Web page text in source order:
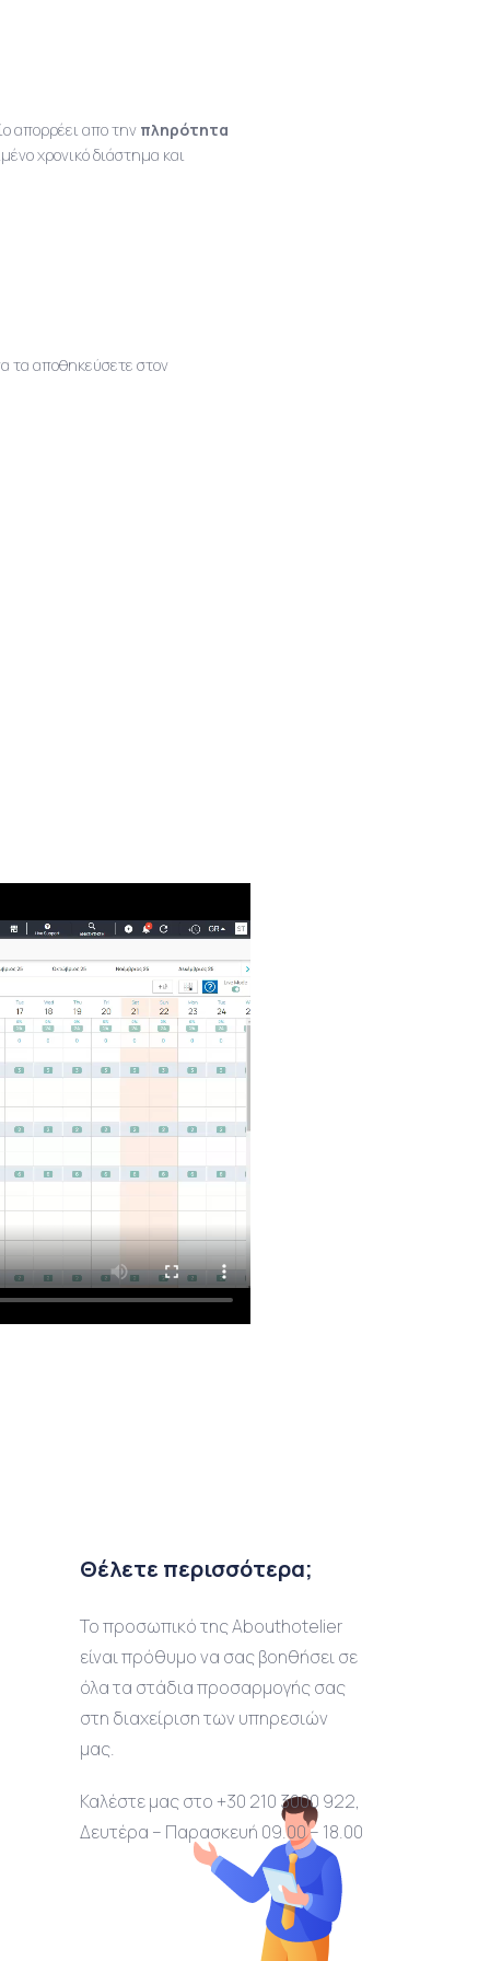
απορρέει απο την πληρότητα
χρονικό διάστημα και
τα αποθηκεύσετε στον
Θέλετε περισσότερα;
Το προσωπικό της Abouthotelier
είναι πρόθυμο να σας βοηθήσει σε
όλα τα στάδια προσαρμογής σας
στη διαχείριση των υπηρεσιών
μας.
Καλέστε μας στο +30 210 3000 922,
Δευτέρα – Παρασκευή 09.00 – 18.00